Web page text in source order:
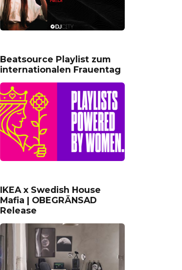
Beatsource Playlist zum
internationalen Frauentag
IKEA x Swedish House
Mafia | OBEGRÄNSAD
Release